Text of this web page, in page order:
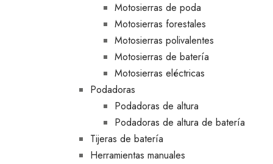
Motosierras de poda
Motosierras forestales
Motosierras polivalentes
Motosierras de batería
Motosierras eléctricas
Podadoras
Podadoras de altura
Podadoras de altura de batería
Tijeras de batería
Herramientas manuales